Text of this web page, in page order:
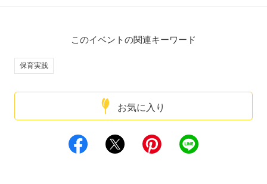
お気に入り
このイベントの関連キーワード
保育実践